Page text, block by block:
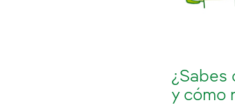
¿Sabes
y cómo